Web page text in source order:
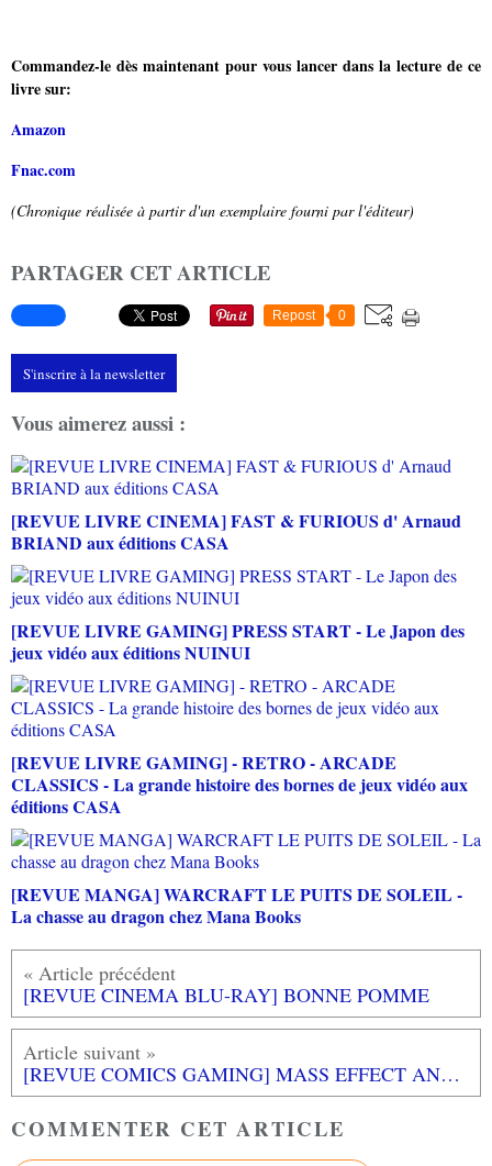
Commandez-le dès maintenant pour vous lancer dans la lecture de ce
livre sur:
Amazon
Fnac.com
(Chronique réalisée à partir d'un exemplaire fourni par l'éditeur)
PARTAGER CET ARTICLE
Repost 0
S'inscrire à la newsletter
Vous aimerez aussi :
[REVUE LIVRE CINEMA] FAST & FURIOUS d' Arnaud
BRIAND aux éditions CASA
[REVUE LIVRE GAMING] PRESS START - Le Japon des
jeux vidéo aux éditions NUINUI
[REVUE LIVRE GAMING] - RETRO - ARCADE
CLASSICS - La grande histoire des bornes de jeux vidéo aux
éditions CASA
[REVUE MANGA] WARCRAFT LE PUITS DE SOLEIL -
La chasse au dragon chez Mana Books
[REVUE CINEMA BLU-RAY] BONNE POMME
[REVUE COMICS GAMING] MASS EFFECT ANDROMEDA : Nouveau Monde aux éditions MANA BOOKS
COMMENTER CET ARTICLE